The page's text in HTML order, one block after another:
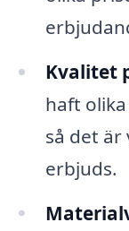
Kvalitet
haft
så det är
erbjuds.